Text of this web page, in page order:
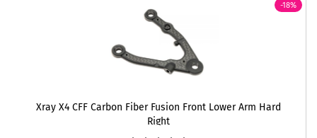
-18%
Xray X4 CFF Carbon Fiber Fusion Front Lower Arm Hard
Right